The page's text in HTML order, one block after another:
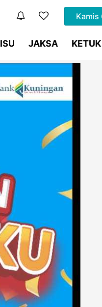
Kamis
ISU JAKSA